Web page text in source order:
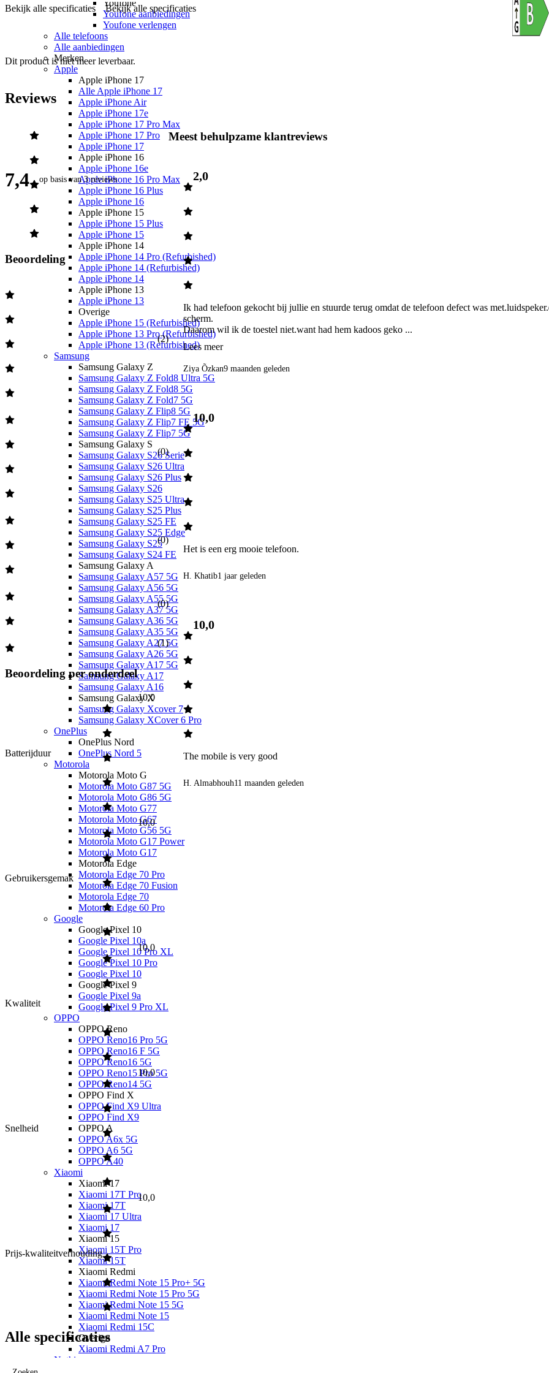
Youfone
Youfone aanbiedingen
Youfone verlengen
Alle telefoons
Alle aanbiedingen
Merken
Apple
Apple iPhone 17
Alle Apple iPhone 17
Apple iPhone Air
Apple iPhone 17e
Apple iPhone 17 Pro Max
Apple iPhone 17 Pro
Apple iPhone 17
Apple iPhone 16
Apple iPhone 16e
Apple iPhone 16 Pro Max
Apple iPhone 16 Plus
Apple iPhone 16
Apple iPhone 15
Apple iPhone 15 Plus
Apple iPhone 15
Apple iPhone 14
Apple iPhone 14 Pro (Refurbished)
Apple iPhone 14 (Refurbished)
Apple iPhone 14
Apple iPhone 13
Apple iPhone 13
Overige
Apple iPhone 15 (Refurbished)
Apple iPhone 13 Pro (Refurbished)
Apple iPhone 13 (Refurbished)
Samsung
Samsung Galaxy Z
Samsung Galaxy Z Fold8 Ultra 5G
Samsung Galaxy Z Fold8 5G
Samsung Galaxy Z Fold7 5G
Samsung Galaxy Z Flip8 5G
Samsung Galaxy Z Flip7 FE 5G
Samsung Galaxy Z Flip7 5G
Samsung Galaxy S
Samsung Galaxy S26 Serie
Samsung Galaxy S26 Ultra
Samsung Galaxy S26 Plus
Samsung Galaxy S26
Samsung Galaxy S25 Ultra
Samsung Galaxy S25 Plus
Samsung Galaxy S25 FE
Samsung Galaxy S25 Edge
Samsung Galaxy S25
Samsung Galaxy S24 FE
Samsung Galaxy A
Samsung Galaxy A57 5G
Samsung Galaxy A56 5G
Samsung Galaxy A55 5G
Samsung Galaxy A37 5G
Samsung Galaxy A36 5G
Samsung Galaxy A35 5G
Samsung Galaxy A27 5G
Samsung Galaxy A26 5G
Samsung Galaxy A17 5G
Samsung Galaxy A17
Samsung Galaxy A16
Samsung Galaxy X
Samsung Galaxy Xcover 7
Samsung Galaxy XCover 6 Pro
OnePlus
OnePlus Nord
OnePlus Nord 5
Motorola
Motorola Moto G
Motorola Moto G87 5G
Motorola Moto G86 5G
Motorola Moto G77
Motorola Moto G67
Motorola Moto G56 5G
Motorola Moto G17 Power
Motorola Moto G17
Motorola Edge
Motorola Edge 70 Pro
Motorola Edge 70 Fusion
Motorola Edge 70
Motorola Edge 60 Pro
Google
Google Pixel 10
Google Pixel 10a
Google Pixel 10 Pro XL
Google Pixel 10 Pro
Google Pixel 10
Google Pixel 9
Google Pixel 9a
Google Pixel 9 Pro XL
OPPO
OPPO Reno
OPPO Reno16 Pro 5G
OPPO Reno16 F 5G
OPPO Reno16 5G
OPPO Reno15 Pro 5G
OPPO Reno14 5G
OPPO Find X
OPPO Find X9 Ultra
OPPO Find X9
OPPO A
OPPO A6x 5G
OPPO A6 5G
OPPO A40
Xiaomi
Xiaomi 17
Xiaomi 17T Pro
Xiaomi 17T
Xiaomi 17 Ultra
Xiaomi 17
Xiaomi 15
Xiaomi 15T Pro
Xiaomi 15T
Xiaomi Redmi
Xiaomi Redmi Note 15 Pro+ 5G
Xiaomi Redmi Note 15 Pro 5G
Xiaomi Redmi Note 15 5G
Xiaomi Redmi Note 15
Xiaomi Redmi 15C
Overige
Xiaomi Redmi A7 Pro
Nothing
Dit product is niet meer leverbaar.
kleuren
in de
en kun je
Bekijk alle specificaties
Bekijk alle specificaties
Reviews
7,4 op basis van3 reviews
Beoordeling
(2)
(0)
(0)
(0)
(1)
Beoordeling per onderdeel
Batterijduur
10,0
Gebruikersgemak
10,0
Kwaliteit
10,0
Snelheid
10,0
Prijs-kwaliteitverhouding
10,0
Meest behulpzame klantreviews
2,0
Ik had telefoon gekocht bij jullie en stuurde terug omdat de telefoon defect was
scherm.
Daarom wil ik de toestel niet.want had hem kadoos geko ...
Lees meer
Ziya Õzkan9 maanden geleden
10,0
Het is een erg mooie telefoon.
H. Khatib1 jaar geleden
10,0
The mobile is very good
H. Almabhouh11 maanden geleden
Alle specificaties